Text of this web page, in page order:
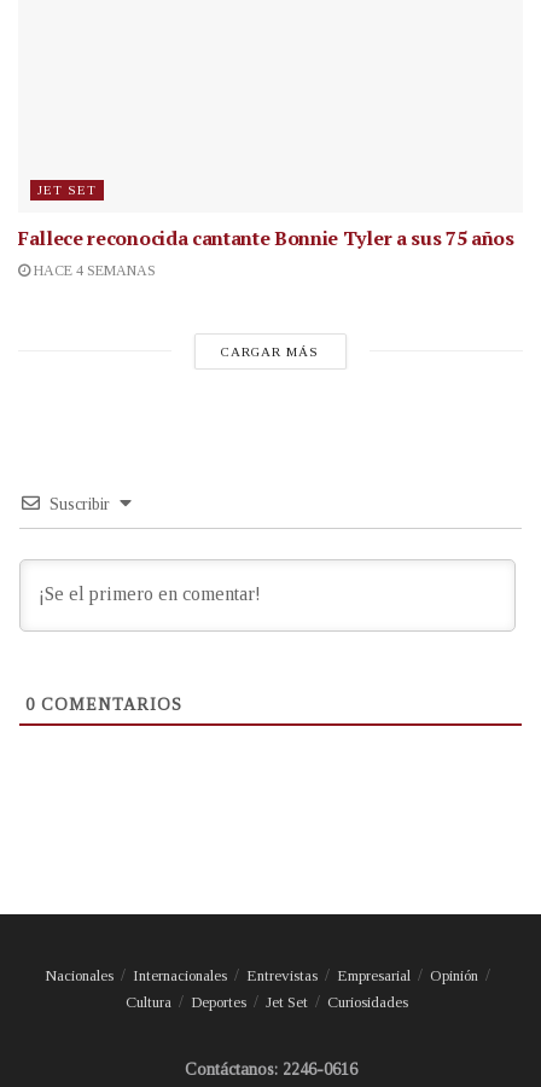
JET SET
Fallece reconocida cantanteBonnie Tyler a sus 75 años
HACE 4 SEMANAS
CARGAR MÁS
Suscribir
0 COMENTARIOS
Nacionales Internacionales Entrevistas Empresarial
Opinión
Cultura
Deportes Jet Set Curiosidades
Contáctanos: 2246-0616